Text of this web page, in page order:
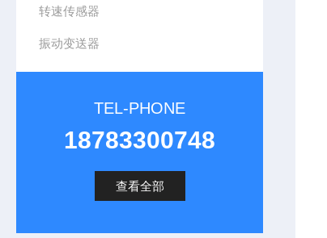
转速传感器
振动变送器
TEL-PHONE
18783300748
查看全部